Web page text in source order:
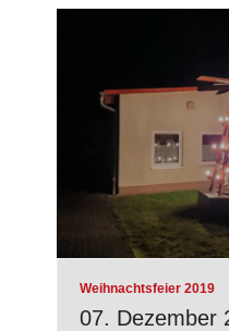
Weihnachtsfeier 2019
07. Dezember